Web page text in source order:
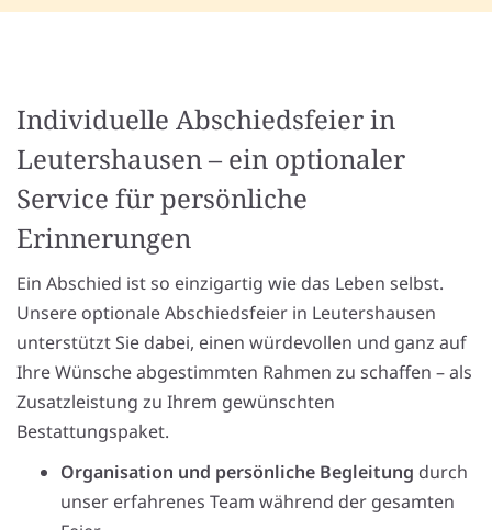
Individuelle Abschiedsfeier in
Leutershausen – ein optionaler
Service für persönliche
Erinnerungen
Ein Abschied ist so einzigartig wie das Leben selbst.
Unsere optionale Abschiedsfeier in Leutershausen
unterstützt Sie dabei, einen würdevollen und ganz auf
Ihre Wünsche abgestimmten Rahmen zu schaffen – als
Zusatzleistung zu Ihrem gewünschten
Bestattungspaket.
Organisation und persönliche Begleitung durch
unser erfahrenes Team während der gesamten